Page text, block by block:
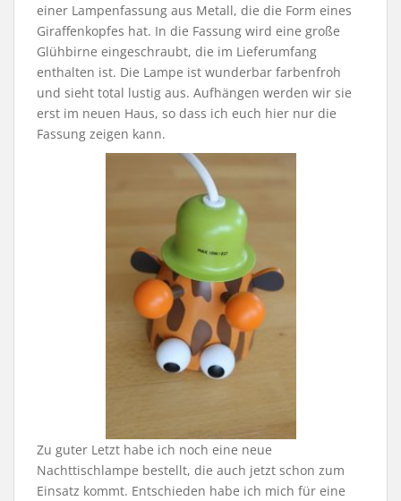
einer Lampenfassung aus Metall, die die Form eines
Giraffenkopfes hat. In die Fassung wird eine große
Glühbirne eingeschraubt, die im Lieferumfang
enthalten ist. Die Lampe ist wunderbar farbenfroh
und sieht total lustig aus. Aufhängen werden wir sie
erst im neuen Haus, so dass ich euch hier nur die
Fassung zeigen kann.
Zu guter Letzt habe ich noch eine neue
Nachttischlampe bestellt, die auch jetzt schon zum
Einsatz kommt. Entschieden habe ich mich für eine